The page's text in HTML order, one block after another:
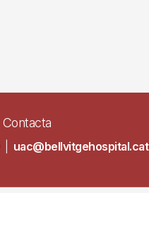
Contacta
uac@bellvitgehospital.cat